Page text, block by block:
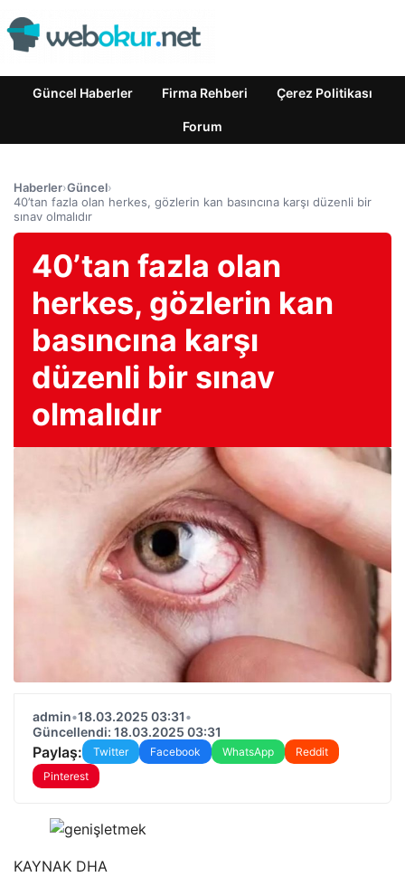
Güncel Haberler Firma Rehberi Çerez Politikası
Forum
Haberler›Güncel›
40’tan fazla olan herkes, gözlerin kan basıncına karşı düzenli bir
sınav olmalıdır
40’tan fazla olan
herkes, gözlerin kan
basıncına karşı
düzenli bir sınav
olmalıdır
admin•18.03.2025 03:31•
Güncellendi: 18.03.2025 03:31
Paylaş: Twitter Facebook WhatsApp
Reddit
Pinterest
KAYNAK DHA